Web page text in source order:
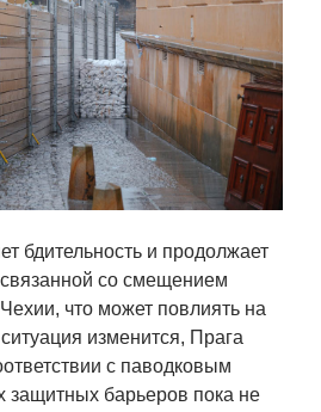
бдительность и продолжает
со смещением
что может повлиять на
изменится, Прага
с паводковым
барьеров пока не